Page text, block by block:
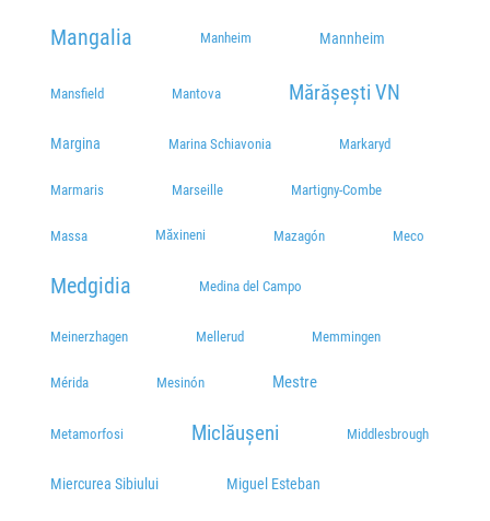
Mangalia Manheim Mannheim
Mansfield Mantova Mărășești VN
Margina Marina Schiavonia Markaryd
Marmaris Marseille Martigny-Combe
Massa Măxineni Mazagón Meco
Medgidia Medina del Campo
Meinerzhagen Mellerud Memmingen
Mérida Mesinón Mestre
Metamorfosi Miclăușeni Middlesbrough
Miercurea Sibiului Miguel Esteban